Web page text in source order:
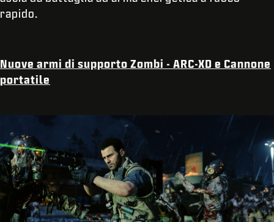
rapido.
Nuove armi di supporto Zombi - ARC-XD e Cannone
portatile